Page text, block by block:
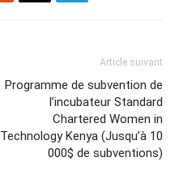
Article suivant
Programme de subvention de
l’incubateur Standard
Chartered Women in
Technology Kenya (Jusqu’à 10
000$ de subventions)